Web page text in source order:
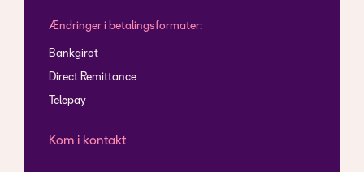
Ændringer i betalingsformater:
Bankgirot
Direct Remittance
Telepay
Kom i kontakt